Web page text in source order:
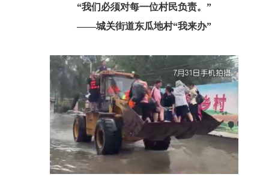
“我们必须对每一位村民负责。”
——城关街道东瓜地村“我来办”